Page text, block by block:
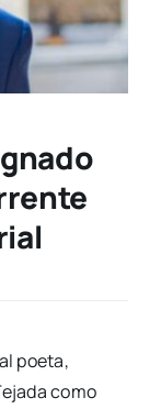
poeta,
como